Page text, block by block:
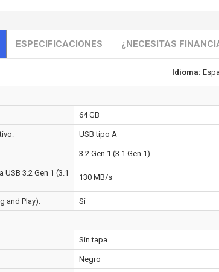
ESPECIFICACIONES ¿NECESITAS
Idioma:
64 GB
USB tipo A
3.2 Gen 1 (3.1 Gen 1)
3.2 Gen 1 (3.1
130 MB/s
and Play): Si
Sin tapa
Negro